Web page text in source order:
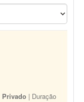
Privado | Duração